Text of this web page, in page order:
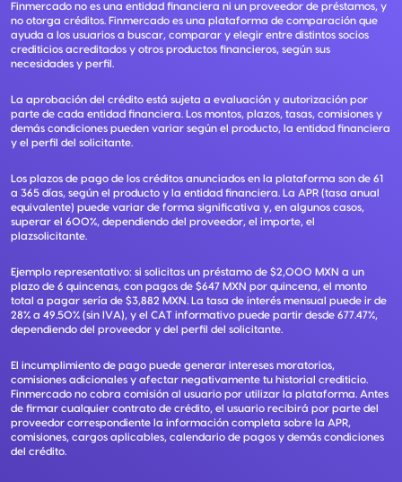
Finmercado no es una entidad financiera ni un proveedor de préstamos, y
no otorga créditos. Finmercado es una plataforma de comparación que
ayuda a los usuarios a buscar, comparar y elegir entre distintos socios
crediticios acreditados y otros productos financieros, según sus
necesidades y perfil.
La aprobación del crédito está sujeta a evaluación y autorización por
parte de cada entidad financiera. Los montos, plazos, tasas, comisiones y
demás condiciones pueden variar según el producto, la entidad financiera
y el perfil del solicitante.
Los plazos de pago de los créditos anunciados en la plataforma son de 61
a 365 días, según el producto y la entidad financiera. La APR (tasa anual
equivalente) puede variar de forma significativa y, en algunos casos,
superar el 600%, dependiendo del proveedor, el importe, el
plazsolicitante.
Ejemplo representativo: si solicitas un préstamo de $2,000 MXN a un
plazo de 6 quincenas, con pagos de $647 MXN por quincena, el monto
total a pagar sería de $3,882 MXN. La tasa de interés mensual puede ir de
28% a 49.50% (sin IVA), y el CAT informativo puede partir desde 677.47%,
dependiendo del proveedor y del perfil del solicitante.
El incumplimiento de pago puede generar intereses moratorios,
comisiones adicionales y afectar negativamente tu historial crediticio.
Finmercado no cobra comisión al usuario por utilizar la plataforma. Antes
de firmar cualquier contrato de crédito, el usuario recibirá por parte del
proveedor correspondiente la información completa sobre la APR,
comisiones, cargos aplicables, calendario de pagos y demás condiciones
del crédito.